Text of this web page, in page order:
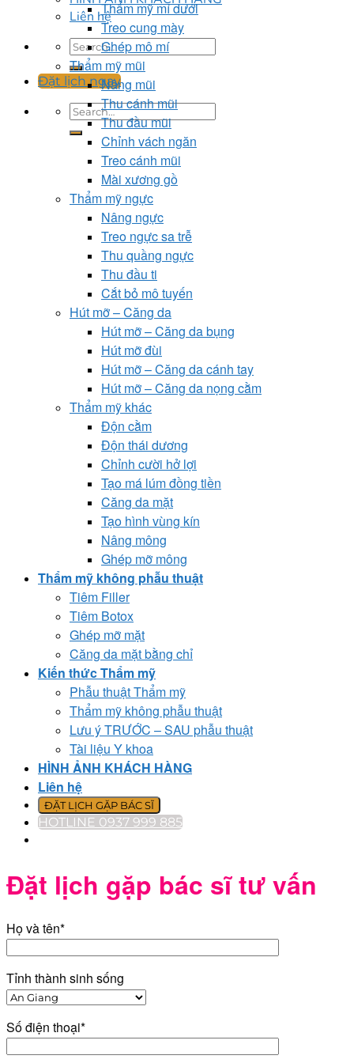
Liên hệ
Đặt lịch ngay
Thẩm mỹ mí dưới
Treo cung mày
Ghép mô mí
Thẩm mỹ mũi
Nâng mũi
Thu cánh mũi
Thu đầu mũi
Chỉnh vách ngăn
Treo cánh mũi
Mài xương gồ
Thẩm mỹ ngực
Nâng ngực
Treo ngực sa trễ
Thu quầng ngực
Thu đầu ti
Cắt bỏ mô tuyến
Hút mỡ – Căng da
Hút mỡ – Căng da bụng
Hút mỡ đùi
Hút mỡ – Căng da cánh tay
Hút mỡ – Căng da nọng cằm
Thẩm mỹ khác
Độn cằm
Độn thái dương
Chỉnh cười hở lợi
Tạo má lúm đồng tiền
Căng da mặt
Tạo hình vùng kín
Nâng mông
Ghép mỡ mông
Thẩm mỹ không phẫu thuật
Tiêm Filler
Tiêm Botox
Ghép mỡ mặt
Căng da mặt bằng chỉ
Kiến thức Thẩm mỹ
Phẫu thuật Thẩm mỹ
Thẩm mỹ không phẫu thuật
Lưu ý TRƯỚC – SAU phẫu thuật
Tài liệu Y khoa
HÌNH ẢNH KHÁCH HÀNG
Liên hệ
ĐẶT LỊCH GẶP BÁC SĨ
HOTLINE 0937 999 885
Đặt lịch gặp bác sĩ tư vấn
Họ và tên*
Tỉnh thành sinh sống
Số điện thoại*